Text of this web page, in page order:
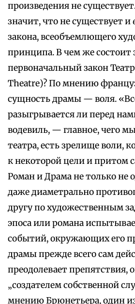
произведения не
значит, что не существует и
закона, всеобъемлющего
принципа. В чем же состоит
первоначальный закон
Theatre)? По мнению
сущность драмы — воля.
разыгрывается ли перед
водевиль, — главное, чего
театра, есть зрелище воли,
к некоторой цели и притом
Роман и Драма не только не
даже диаметрально
другу по художественным
эпоса или романа
событий, окружающих его
драмы прежде всего сам
преодолевает препятствия,
„создателем собственной
мнению Брюнетьера, один